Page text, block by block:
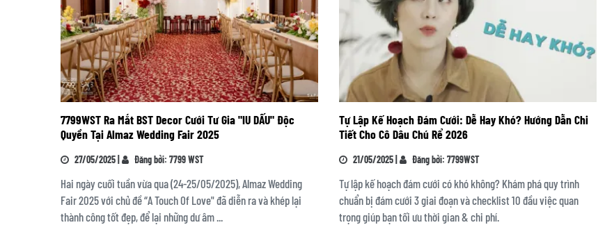
7799WST Ra Mắt BST Decor Cưới Tư Gia "IU DẤU" Độc
Quyền Tại Almaz Wedding Fair 2025
27/05/2025 | Đăng bởi: 7799 WST
Hai ngày cuối tuần vừa qua (24-25/05/2025), Almaz Wedding
Fair 2025 với chủ đề “A Touch Of Love" đã diễn ra và khép lại
thành công tốt đẹp, để lại những dư âm ...
Tự Lập Kế Hoạch Đám Cưới: Dễ Hay Khó? Hướng Dẫn Chi
Tiết Cho Cô Dâu Chú Rể 2026
21/05/2025 | Đăng bởi: 7799WST
Tự lập kế hoạch đám cưới có khó không? Khám phá quy trình
chuẩn bị đám cưới 3 giai đoạn và checklist 10 đầu việc quan
trọng giúp bạn tối ưu thời gian & chi phí.